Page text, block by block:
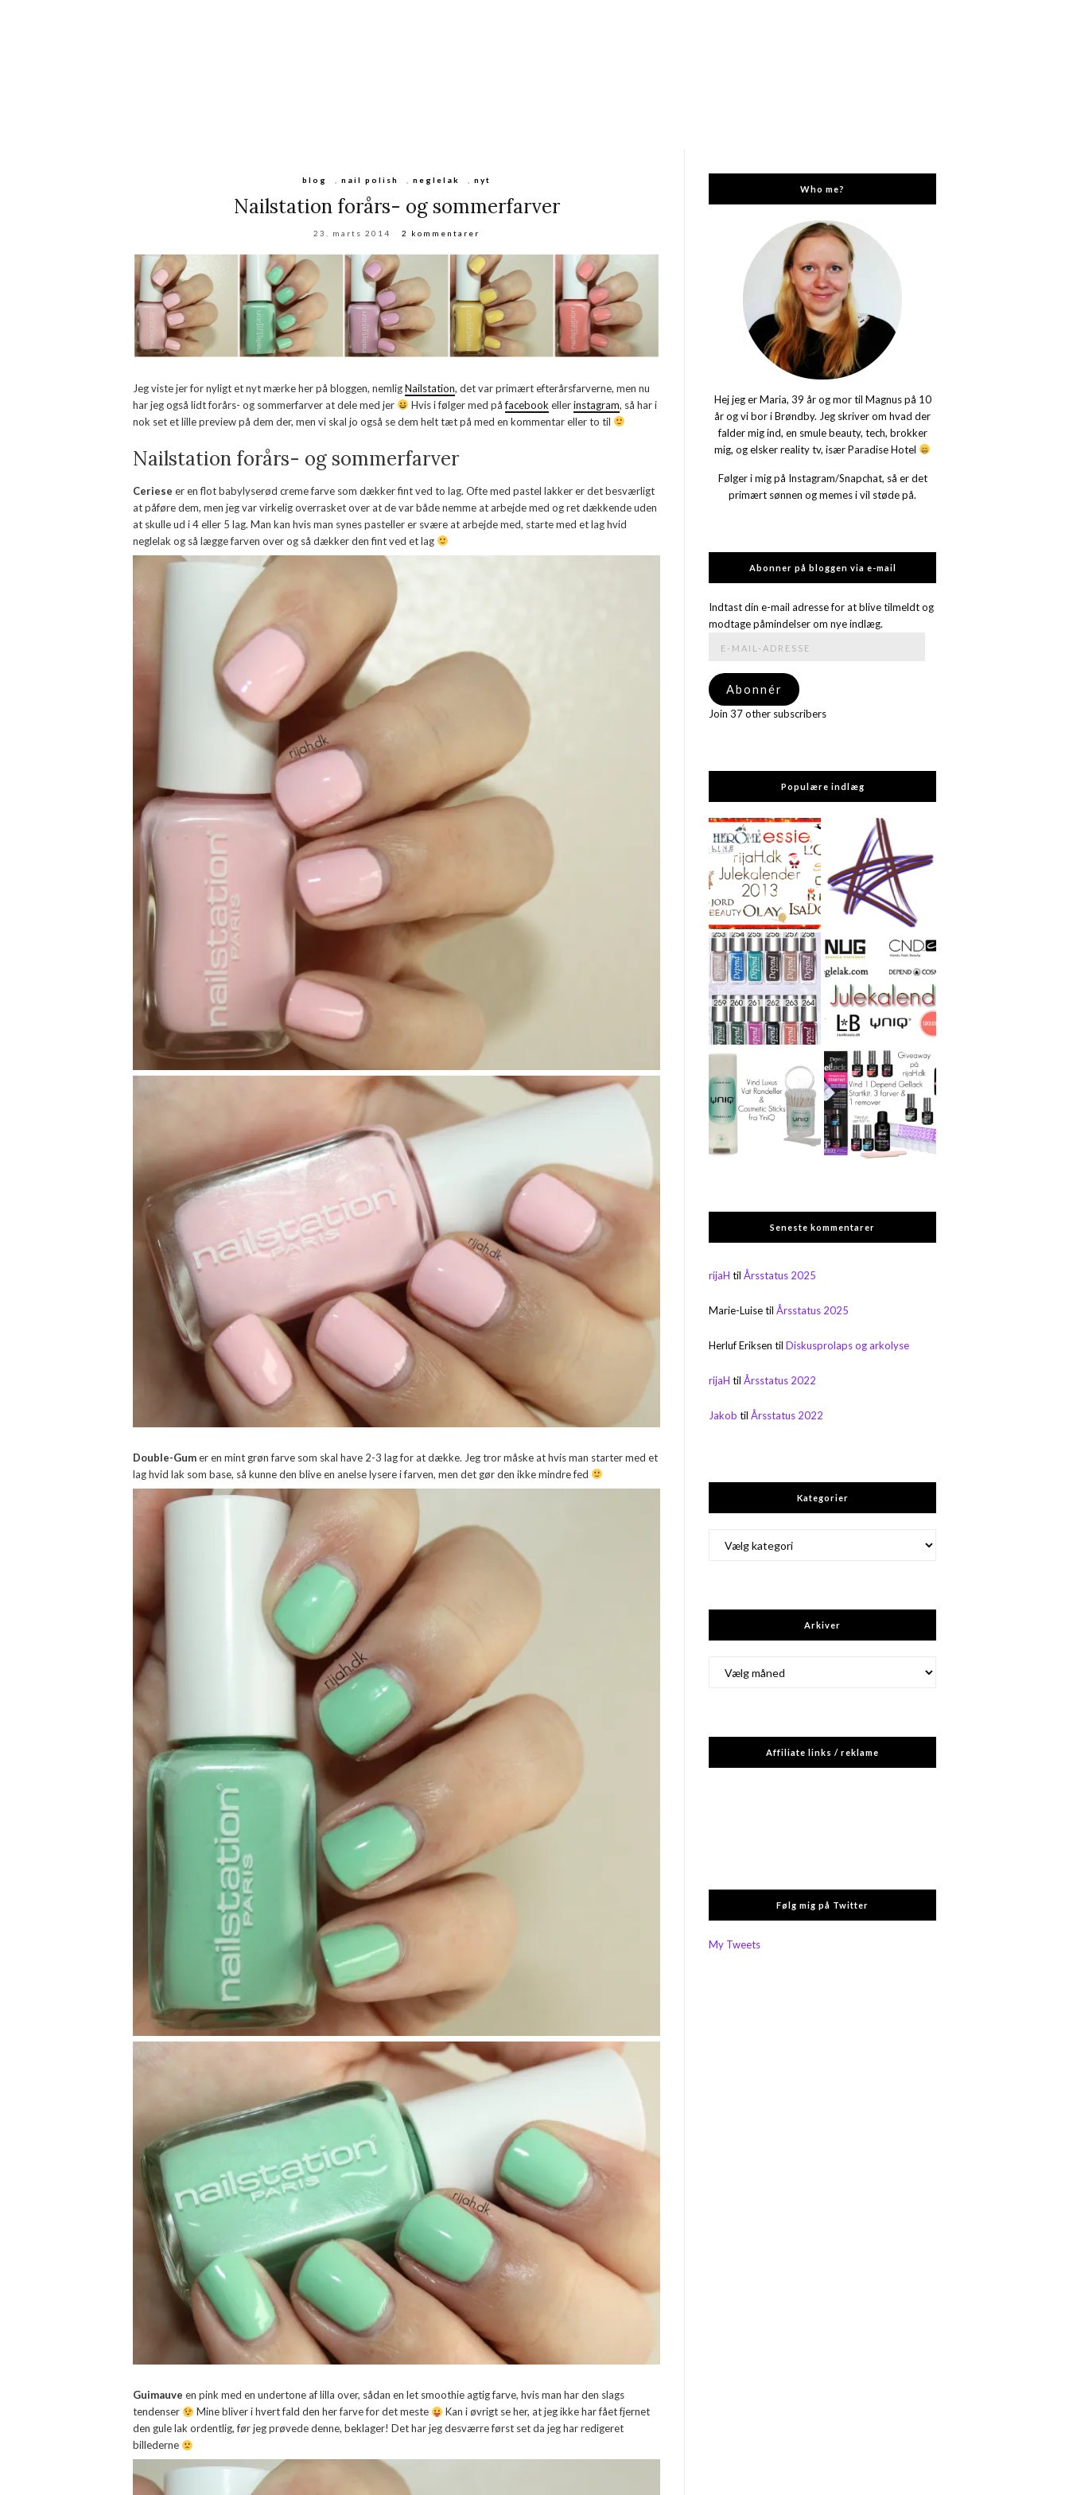
blog ,nail polish ,neglelak ,nyt
Nailstation forårs- og sommerfarver
23. marts 2014 2 kommentarer
Jeg viste jer for nyligt et nyt mærke her på bloggen, nemligNailstation, det var primært efterårsfarverne, men nu
har jeg også lidt forårs- og sommerfarver at dele med jer
Hvis i følger med påfacebook ellerinstagram, så har i
nok set et lille preview på dem der, men vi skal jo også se dem helt tæt på med en kommentar eller to til
Nailstation forårs- og sommerfarver
Ceriese er en flot babylyserød creme farve som dækker fint ved to lag. Ofte med pastel lakker er det besværligt
at påføre dem, men jeg var virkelig overrasket over at de var både nemme at arbejde med og ret dækkende uden
at skulle ud i 4 eller 5 lag. Man kan hvis man synes pasteller er svære at arbejde med, starte med et lag hvid
neglelak og så lægge farven over og så dækker den fint ved et lag
Double-Gumer en mint grøn farve som skal have 2-3 lag for at dække. Jeg tror måske at hvis man starter med et
lag hvid lak som base, så kunne den blive en anelse lysere i farven, men det gør den ikke mindre fed
Guimauve en pink med en undertone af lilla over, sådan en let smoothie agtig farve, hvis man har den slags
tendenser
Mine bliver i hvert fald den her farve for det meste
Kan i øvrigt se her, at jeg ikke har fået fjernet
den gule lak ordentlig, før jeg prøvede denne, beklager! Det har jeg desværre først set da jeg har redigeret
billederne
Who me?
Hej jeg er Maria, 39 år og mor til Magnus på 10
år og vi bor i Brøndby. Jeg skriver om hvad der
falder mig ind, en smule beauty, tech, brokker
mig, og elsker reality tv, især Paradise Hotel
Følger i mig på Instagram/Snapchat, så er det
primært sønnen og memes i vil støde på.
Abonner på bloggen via e-mail
Indtast din e-mail adresse for at blive tilmeldt og
modtage påmindelser om nye indlæg.
adresse
Abonnér
Join 37 other subscribers
Populære indlæg
Seneste kommentarer
rijaH tilÅrsstatus 2025
Marie-LuisetilÅrsstatus 2025
Herluf Eriksen tilDiskusprolaps og arkolyse
rijaH tilÅrsstatus 2022
Jakob tilÅrsstatus 2022
Kategorier
Arkiver
Affiliate links / reklame
Følg mig på Twitter
My Tweets